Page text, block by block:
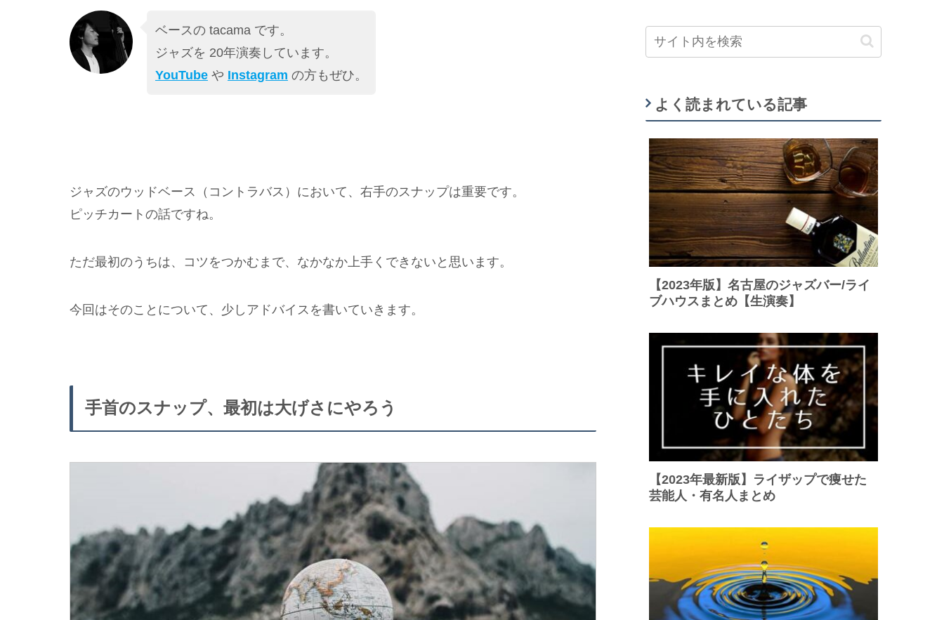
ベースの tacama です。
ジャズを 20年演奏しています。
YouTube や Instagram の方もぜひ。
ジャズのウッドベース（コントラバス）において、右手のスナップは重要です。
ピッチカートの話ですね。
ただ最初のうちは、コツをつかむまで、なかなか上手くできないと思います。
今回はそのことについて、少しアドバイスを書いていきます。
手首のスナップ、最初は大げさにやろう
よく読まれている記事
【2023年版】名古屋のジャズバー/ライ
ブハウスまとめ【生演奏】
【2023年最新版】ライザップで痩せた
芸能人・有名人まとめ